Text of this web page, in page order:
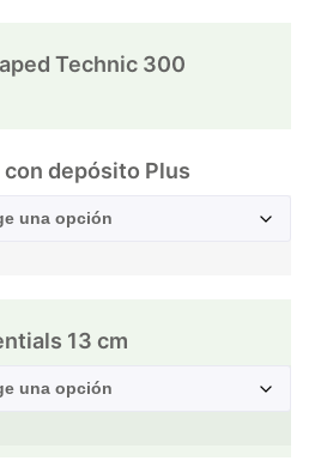
Technic 300
depósito Plus
13 cm